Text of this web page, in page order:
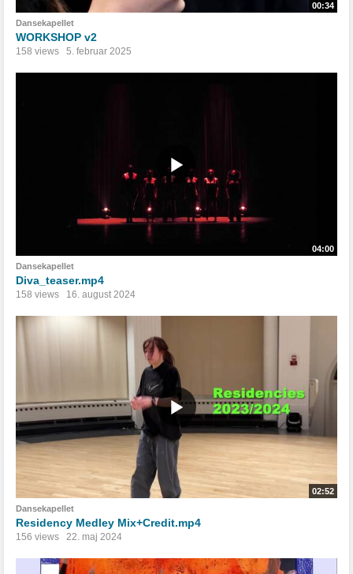
00:34
Dansekapellet
WORKSHOP v2
158 views 5. februar 2025
04:00
Dansekapellet
Diva_teaser.mp4
158 views 16. august 2024
02:52
Dansekapellet
Residency Medley Mix+Credit.mp4
156 views 22. maj 2024